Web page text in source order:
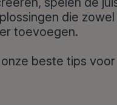
die
toevoegen.
onze beste tips